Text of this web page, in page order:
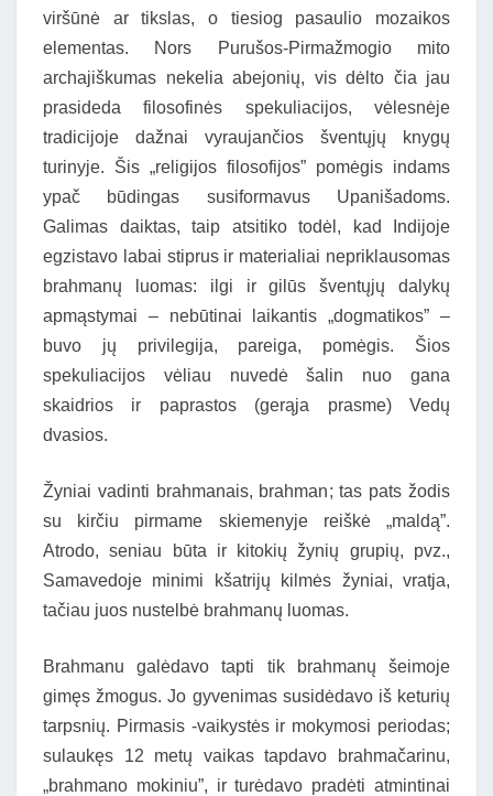
viršūnė ar tikslas, o tiesiog pasaulio mozaikos
elementas. Nors Purušos-Pirmažmogio mito
archajiškumas nekelia abejonių, vis dėlto čia jau
prasideda filosofinės spekuliacijos, vėlesnėje
tradicijoje dažnai vyraujančios šventųjų knygų
turinyje. Šis „religijos filosofijos” pomėgis indams
ypač būdingas susiformavus Upanišadoms.
Galimas daiktas, taip atsitiko todėl, kad Indijoje
egzistavo labai stiprus ir materialiai nepriklausomas
brahmanų luomas: ilgi ir gilūs šventųjų dalykų
apmąstymai – nebūtinai laikantis „dogmatikos” –
buvo jų privilegija, pareiga, pomėgis. Šios
spekuliacijos vėliau nuvedė šalin nuo gana
skaidrios ir paprastos (gerąja prasme) Vedų
dvasios.
Žyniai vadinti brahmanais, brahman; tas pats žodis
su kirčiu pirmame skiemenyje reiškė „maldą”.
Atrodo, seniau būta ir kitokių žynių grupių, pvz.,
Samavedoje minimi kšatrijų kilmės žyniai, vratja,
tačiau juos nustelbė brahmanų luomas.
Brahmanu galėdavo tapti tik brahmanų šeimoje
gimęs žmogus. Jo gyvenimas susidėdavo iš keturių
tarpsnių. Pirmasis -vaikystės ir mokymosi periodas;
sulaukęs 12 metų vaikas tapdavo brahmačarinu,
„brahmano mokiniu”, ir turėdavo pradėti atmintinai